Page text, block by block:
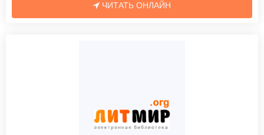
ЧИТАТЬ ОНЛАЙН